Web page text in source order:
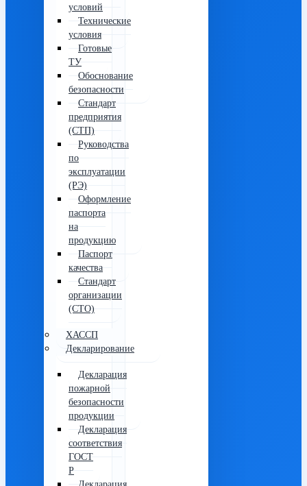
условий
Технические
условия
Готовые
ТУ
Обоснование
безопасности
Стандарт
предприятия
(СТП)
Руководства
по
эксплуатации
(РЭ)
Оформление
паспорта
на
продукцию
Паспорт
качества
Стандарт
организации
(СТО)
ХАССП
Декларирование
Декларация
пожарной
безопасности
продукции
Декларация
соответствия
ГОСТ
Р